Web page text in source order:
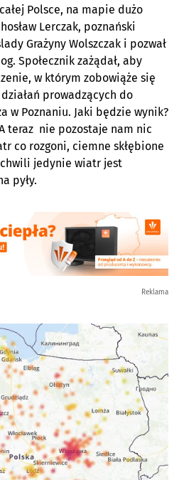
Polsce, na mapie dużo
Lerczak, poznański
Grażyny Wolszczak i pozwał
Społecznik zażądał, aby
w którym zobowiąże się
prowadzących do
w Poznaniu. Jaki będzie wynik?
teraz nie pozostaje nam nic
co rozgoni, ciemne skłębione
chwili jedynie wiatr jest
pyły.
Reklama